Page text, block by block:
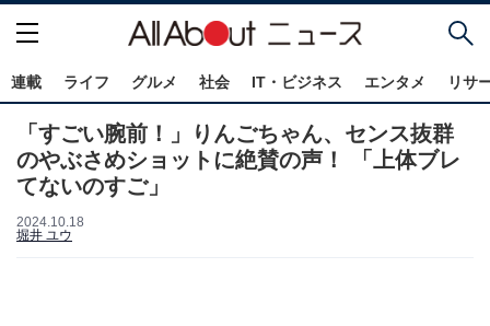
連載 ライフ グルメ 社会 IT・ビジネス エンタメ リサ
「すごい腕前！」りんごちゃん、センス抜群
のやぶさめショットに絶賛の声！ 「上体ブレ
てないのすご」
2024.10.18
堀井 ユウ